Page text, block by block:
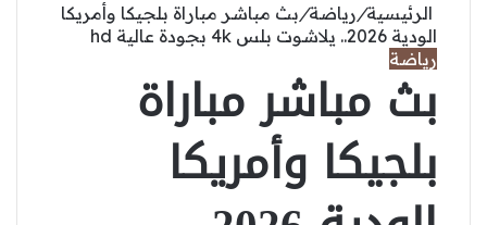
الرئيسية/رياضة/بث مباشر مباراة بلجيكا وأمريكا
الودية 2026.. يلاشوت بلس 4k بجودة عالية hd
رياضة
بث مباشر مباراة
بلجيكا وأمريكا